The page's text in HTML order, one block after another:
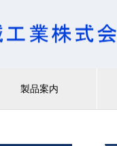
製品案内